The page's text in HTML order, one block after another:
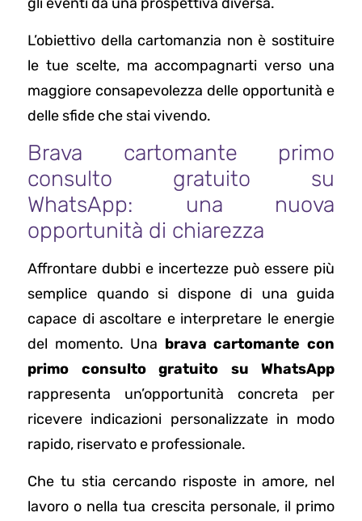
gli eventi da una prospettiva diversa.
L’obiettivo della cartomanzia non è sostituire
le tue scelte, ma accompagnarti verso una
maggiore consapevolezza delle opportunità e
delle sfide che stai vivendo.
Brava cartomante primo
consulto gratuito su
WhatsApp: una nuova
opportunità di chiarezza
Affrontare dubbi e incertezze può essere più
semplice quando si dispone di una guida
capace di ascoltare e interpretare le energie
del momento. Una brava cartomante con
primo consulto gratuito su WhatsApp
rappresenta un’opportunità concreta per
ricevere indicazioni personalizzate in modo
rapido, riservato e professionale.
Che tu stia cercando risposte in amore, nel
lavoro o nella tua crescita personale, il primo